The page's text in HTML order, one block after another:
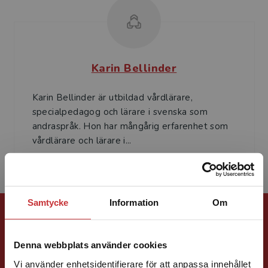
Samtycke Information Om
Denna webbplats använder cookies
Vi använder enhetsidentifierare för att anpassa innehållet
Karin Bellinder
Karin Bellinder är utbildad vårdlärare,
specialpedagog och lärare i svenska som
andraspråk. Hon har mångårig erfarenhet som
vårdlärare och lärare i...
Förlagskontakt